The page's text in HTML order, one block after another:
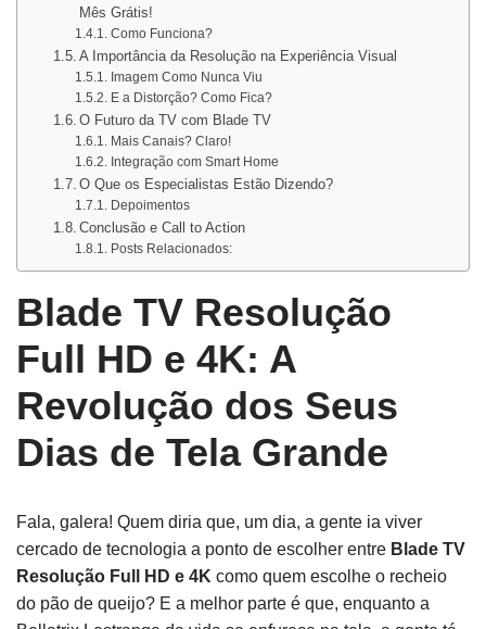
Mês Grátis!
Como Funciona?
A Importância da Resolução na Experiência Visual
Imagem Como Nunca Viu
E a Distorção? Como Fica?
O Futuro da TV com Blade TV
Mais Canais? Claro!
Integração com Smart Home
O Que os Especialistas Estão Dizendo?
Depoimentos
Conclusão e Call to Action
Posts Relacionados:
Blade TV Resolução
Full HD e 4K: A
Revolução dos Seus
Dias de Tela Grande
Fala, galera! Quem diria que, um dia, a gente ia viver
cercado de tecnologia a ponto de escolher entre Blade TV
Resolução Full HD e 4K como quem escolhe o recheio
do pão de queijo? E a melhor parte é que, enquanto a